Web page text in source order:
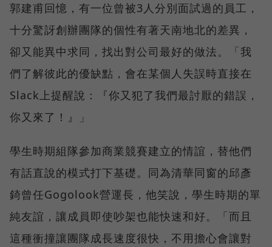
郭建甫回憶，有一位曾被3人分別面試過的員工，
十分驚訝創辦團隊的個性有著天南地北的差異，
卻又能異中求同，找出對公司最好的做法。「我
們了解彼此的優缺點，會在某個人失誤時直接在
Slack上提醒說：『你又犯了我們最討厭的錯誤，
你又來了！』」
學生時期組隊參加商業競賽建立的情誼，替他們
有話直說的模式打下基礎。同為清華同窗的邱彥
錡曾任Gogolook營運長，他笑說，學生時期的單
純友誼，讓成員即使吵架也能快速和好。「而且
這種衝撞讓團隊成長速度很快，不用擔心會讓對